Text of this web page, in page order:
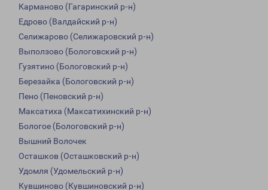
Карманово (Гагаринский р-н)
Едрово (Валдайский р-н)
Селижарово (Селижаровский р-н)
Выползово (Бологовский р-н)
Гузятино (Бологовский р-н)
Березайка (Бологовский р-н)
Пено (Пеновский р-н)
Максатиха (Максатихинский р-н)
Бологое (Бологовский р-н)
Вышний Волочек
Осташков (Осташковский р-н)
Удомля (Удомельский р-н)
Кувшиново (Кувшиновский р-н)